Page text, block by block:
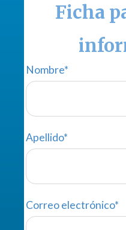
Ficha
Nombre*
Apellido*
Correo electrónico*